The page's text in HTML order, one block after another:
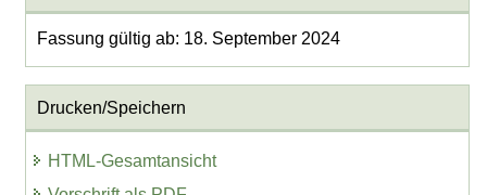
Fassung gültig ab: 18. September 2024
Drucken/Speichern
HTML-Gesamtansicht